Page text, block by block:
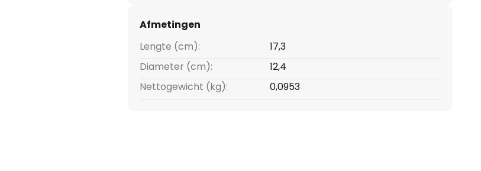
Afmetingen
Lengte (cm):
17,3
Diameter (cm):
12,4
Nettogewicht (kg):
0,0953